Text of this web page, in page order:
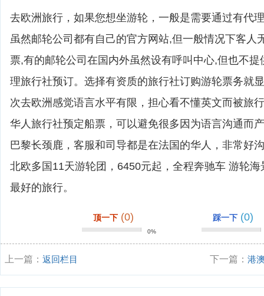
去欧洲旅行，如果您想坐游轮，一般是需要通过有代
虽然邮轮公司都有自己的官方网站,但一般情况下客人
票,有的邮轮公司在国内外虽然设有呼叫中心,但也不
理旅行社预订。选择有资质的旅行社订购游轮票务就
次去欧洲感觉语言水平有限，担心看不懂英文而被旅
华人旅行社预定船票，可以避免很多因为语言沟通而
巴黎长颈鹿，客服和司导都是在法国的华人，非常好
北欧多国11天游轮团，6450元起，全程奔驰车 游轮
最好的旅行。
顶一下 (0)
0%
踩一下 (0)
上一篇： 返回栏目 下一篇：港
中海游玩攻